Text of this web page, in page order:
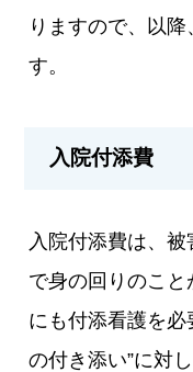
りますので、以
す。
入院付添費
入院付添費は、
で身の回りのこ
にも付添看護を必
の付き添い”に対